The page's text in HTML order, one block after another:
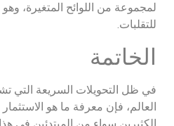
لمجموعة من اللوائح المتغيرة،
للتقلبات.
الخاتمة
في ظل التحويلات السريعة التي
العالم، فإن معرفة ما هو
الكثيرين سواء من المبتدئين في